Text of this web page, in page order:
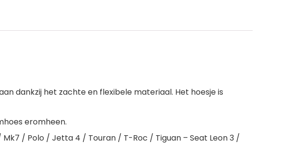
dankzij het zachte en flexibele materiaal. Het hoesje is
eromheen.
/ Polo / Jetta 4 / Touran / T-Roc / Tiguan – Seat Leon 3 /